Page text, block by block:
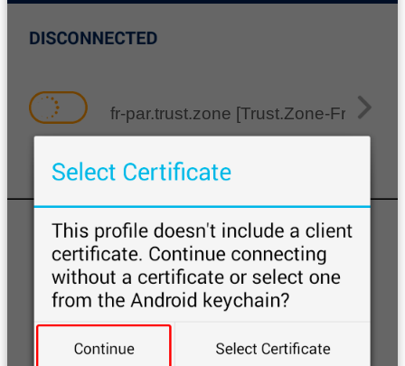
fr-par.trust.zone [Trust.Zone-France-